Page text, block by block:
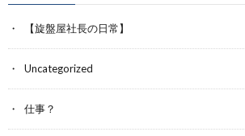
【旋盤屋社長の日常】
Uncategorized
仕事？